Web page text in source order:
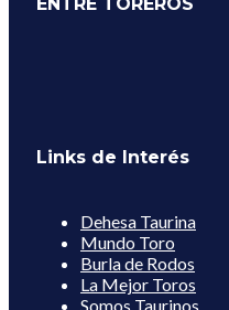
Links de Interés
Dehesa Taurina
Mundo Toro
Burla de Rodos
La Mejor Toros
Somos Taurinos